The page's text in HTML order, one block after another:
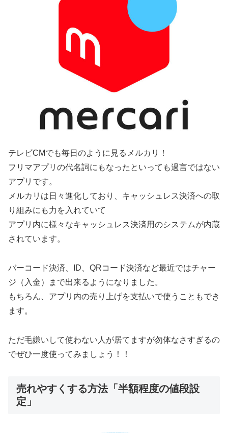
テレビCMでも毎日のように見るメルカリ！
フリマアプリの代名詞にもなったといっても過言ではない
アプリです。
メルカリは日々進化しており、キャッシュレス決済への取
り組みにも力を入れていて
アプリ内に様々なキャッシュレス決済用のシステムが内蔵
されています。
バーコード決済、ID、QRコード決済など最近ではチャー
ジ（入金）まで出来るようになりました。
もちろん、アプリ内の売り上げを支払いで使うこともでき
ます。
ただ毛嫌いして使わない人が居てますが勿体なさすぎるの
でぜひ一度使ってみましょう！！
売れやすくする方法「半額程度の値段設
定」